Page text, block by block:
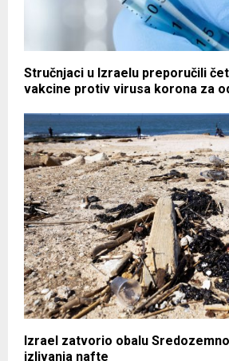
Stručnjaci u Izraelu preporučili
vakcine protiv virusa korona za
Izrael zatvorio obalu
izlivanja nafte